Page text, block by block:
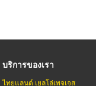
บริการของเรา
ไทยแลนด์ เยลโล่เพจเจส